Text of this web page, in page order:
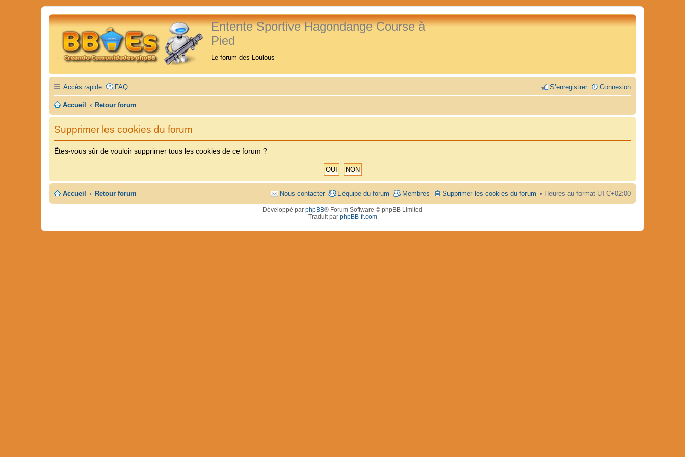
Entente Sportive Hagondange Course à
Pied
Le forum des Loulous
Accès rapide FAQ Connexion
S’enregistrer
Accueil Retour forum
Supprimer les cookies du forum
Êtes-vous sûr de vouloir supprimer tous les cookies de ce forum ?
Accueil Retour forum Heures au format UTC+02:00
Supprimer les cookies du forum
Membres
L’équipe du forum
Nous contacter
Développé par phpBB® Forum Software © phpBB Limited
Traduit par phpBB-fr.com